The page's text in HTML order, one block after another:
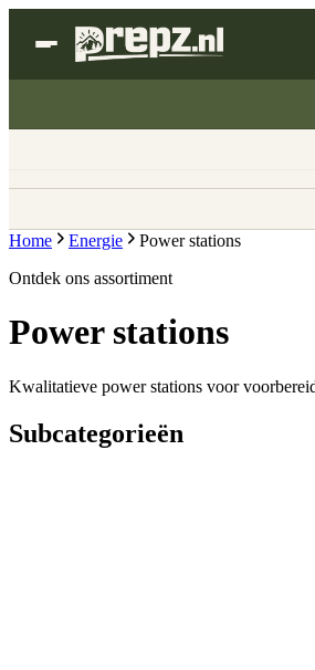
Home Energie
Power stations
Ontdek ons assortiment
Power stations
Kwalitatieve power stations voor
Subcategorieën